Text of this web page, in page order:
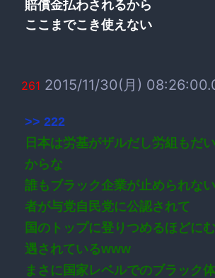
賠償金払わされるから
ここまでこき使えない
261 2015/11/30(月)
>> 222
日本は労基がザルだし労組もだ
からな
誰もブラック企業が止められな
者が与党自民党に公認されて
国のトップに登りつめるほどに
遇されているwww
まさに国家レベルでのブラック